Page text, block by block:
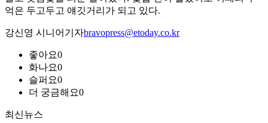
억은 두고두고 얘깃거리가 되고 있다.
강신영 시니어기자bravopress@etoday.co.kr
좋아요0
화나요0
슬퍼요0
더 궁금해요0
최신뉴스